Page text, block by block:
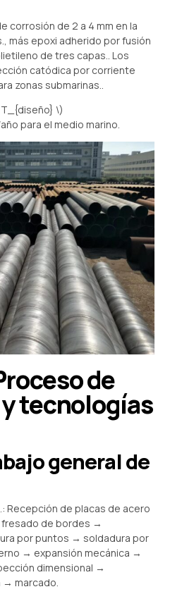
corrosión de 2 a 4 mm en la
más epoxi adherido por fusión
de tres capas.. Los
catódica por corriente
zonas submarinas..
\)
para el medio marino.
de
tecnologías
general de
Recepción de placas de acero
de bordes →
por puntos → soldadura por
→ expansión mecánica →
dimensional →
marcado.